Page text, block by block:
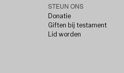
STEUN ONS
Donatie
Giften bij testament
Lid worden